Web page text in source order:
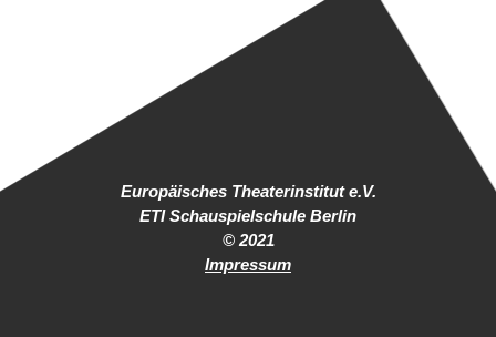
Europäisches Theaterinstitut e.V.
ETI Schauspielschule Berlin
© 2021
Impressum